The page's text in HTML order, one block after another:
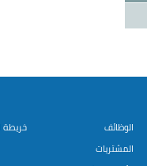
الوظائف
المشتريات
خريطة